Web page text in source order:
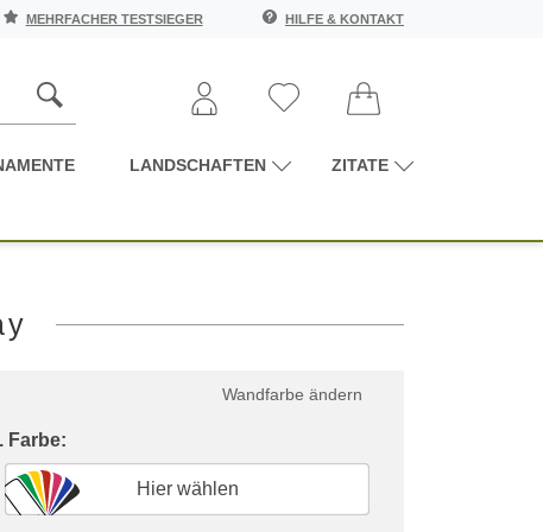
MEHRFACHER TESTSIEGER HILFE & KONTAKT
LANDSCHAFTEN ZITATE
Wandfarbe ändern
Farbe:
Hier wählen